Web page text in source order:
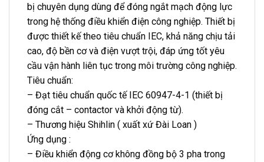
bị chuyên dụng dùng để đóng ngắt mạch động lực
trong hệ thống điều khiển điện công nghiệp. Thiết bị
được thiết kế theo tiêu chuẩn IEC, khả năng chịu tải
cao, độ bền cơ và điện vượt trội, đáp ứng tốt yêu
cầu vận hành liên tục trong môi trường công nghiệp.
Tiêu chuẩn:
– Đạt tiêu chuẩn quốc tế IEC 60947-4-1 (thiết bị
đóng cắt – contactor và khởi động từ).
– Thương hiệu Shihlin ( xuất xứ Đài Loan )
Ứng dụng :
– Điều khiển động cơ không đồng bộ 3 pha trong